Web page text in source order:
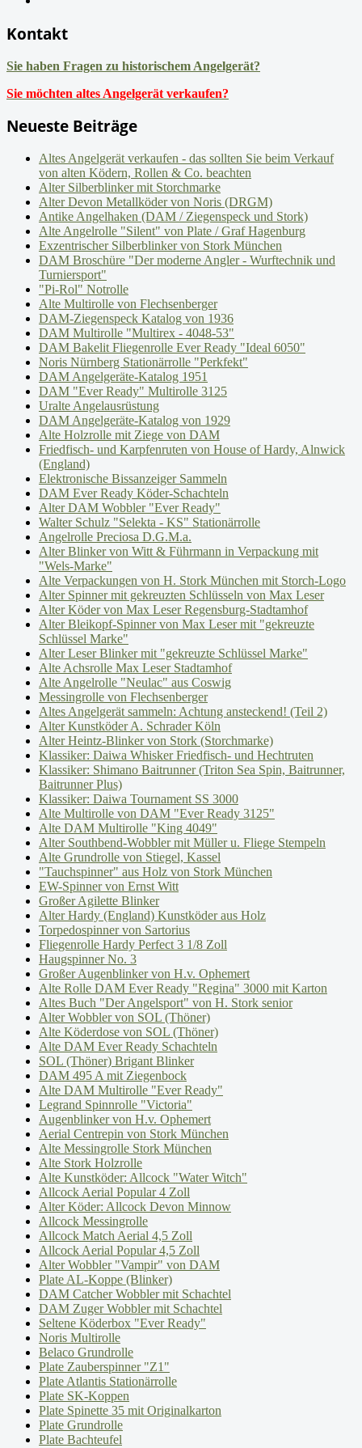
Kontakt
Sie haben Fragen zu historischem Angelgerät?
Sie möchten altes Angelgerät verkaufen?
Neueste Beiträge
Altes Angelgerät verkaufen - das sollten Sie beim Verkauf
von alten Ködern, Rollen & Co. beachten
Alter Silberblinker mit Storchmarke
Alter Devon Metallköder von Noris (DRGM)
Antike Angelhaken (DAM / Ziegenspeck und Stork)
Alte Angelrolle "Silent" von Plate / Graf Hagenburg
Exzentrischer Silberblinker von Stork München
DAM Broschüre "Der moderne Angler - Wurftechnik und
Turniersport"
"Pi-Rol" Notrolle
Alte Multirolle von Flechsenberger
DAM-Ziegenspeck Katalog von 1936
DAM Multirolle "Multirex - 4048-53"
DAM Bakelit Fliegenrolle Ever Ready "Ideal 6050"
Noris Nürnberg Stationärrolle "Perkfekt"
DAM Angelgeräte-Katalog 1951
DAM "Ever Ready" Multirolle 3125
Uralte Angelausrüstung
DAM Angelgeräte-Katalog von 1929
Alte Holzrolle mit Ziege von DAM
Friedfisch- und Karpfenruten von House of Hardy, Alnwick
(England)
Elektronische Bissanzeiger Sammeln
DAM Ever Ready Köder-Schachteln
Alter DAM Wobbler "Ever Ready"
Walter Schulz "Selekta - KS" Stationärrolle
Angelrolle Preciosa D.G.M.a.
Alter Blinker von Witt & Führmann in Verpackung mit
"Wels-Marke"
Alte Verpackungen von H. Stork München mit Storch-Logo
Alter Spinner mit gekreuzten Schlüsseln von Max Leser
Alter Köder von Max Leser Regensburg-Stadtamhof
Alter Bleikopf-Spinner von Max Leser mit "gekreuzte
Schlüssel Marke"
Alter Leser Blinker mit "gekreuzte Schlüssel Marke"
Alte Achsrolle Max Leser Stadtamhof
Alte Angelrolle "Neulac" aus Coswig
Messingrolle von Flechsenberger
Altes Angelgerät sammeln: Achtung ansteckend! (Teil 2)
Alter Kunstköder A. Schrader Köln
Alter Heintz-Blinker von Stork (Storchmarke)
Klassiker: Daiwa Whisker Friedfisch- und Hechtruten
Klassiker: Shimano Baitrunner (Triton Sea Spin, Baitrunner,
Baitrunner Plus)
Klassiker: Daiwa Tournament SS 3000
Alte Multirolle von DAM "Ever Ready 3125"
Alte DAM Multirolle "King 4049"
Alter Southbend-Wobbler mit Müller u. Fliege Stempeln
Alte Grundrolle von Stiegel, Kassel
"Tauchspinner" aus Holz von Stork München
EW-Spinner von Ernst Witt
Großer Agilette Blinker
Alter Hardy (England) Kunstköder aus Holz
Torpedospinner von Sartorius
Fliegenrolle Hardy Perfect 3 1/8 Zoll
Haugspinner No. 3
Großer Augenblinker von H.v. Ophemert
Alte Rolle DAM Ever Ready "Regina" 3000 mit Karton
Altes Buch "Der Angelsport" von H. Stork senior
Alter Wobbler von SOL (Thöner)
Alte Köderdose von SOL (Thöner)
Alte DAM Ever Ready Schachteln
SOL (Thöner) Brigant Blinker
DAM 495 A mit Ziegenbock
Alte DAM Multirolle "Ever Ready"
Legrand Spinnrolle "Victoria"
Augenblinker von H.v. Ophemert
Aerial Centrepin von Stork München
Alte Messingrolle Stork München
Alte Stork Holzrolle
Alte Kunstköder: Allcock "Water Witch"
Allcock Aerial Popular 4 Zoll
Alter Köder: Allcock Devon Minnow
Allcock Messingrolle
Allcock Match Aerial 4,5 Zoll
Allcock Aerial Popular 4,5 Zoll
Alter Wobbler "Vampir" von DAM
Plate AL-Koppe (Blinker)
DAM Catcher Wobbler mit Schachtel
DAM Zuger Wobbler mit Schachtel
Seltene Köderbox "Ever Ready"
Noris Multirolle
Belaco Grundrolle
Plate Zauberspinner "Z1"
Plate Atlantis Stationärrolle
Plate SK-Koppen
Plate Spinette 35 mit Originalkarton
Plate Grundrolle
Plate Bachteufel